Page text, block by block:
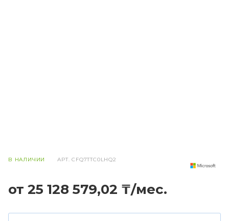
В НАЛИЧИИ АРТ.CFQ7TTC0LHQ2
от 25 128 579,02 ₸/мес.